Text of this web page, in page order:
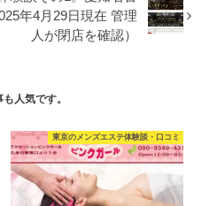
年4月29日現在 管理
人が閉店を確認）
人気です。
東京のメンズエステ体験談・口コミ